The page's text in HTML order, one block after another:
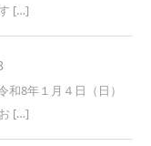
[…]
8年１月４日（日）
[…]